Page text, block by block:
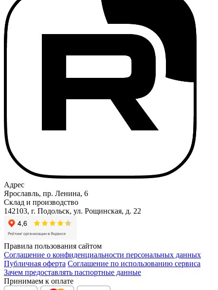
Адрес
Ярославль, пр. Ленина, 6
Склад и производство
142103, г. Подольск, ул. Рощинская, д. 22
Правила пользования сайтом
Соглашение о конфиденциальности персональных данных
Публичная оферта Соглашение по использованию сервиса
Зачем предоставлять паспортные данные
Принимаем к оплате